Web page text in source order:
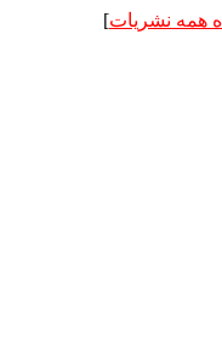
همه نشریات]